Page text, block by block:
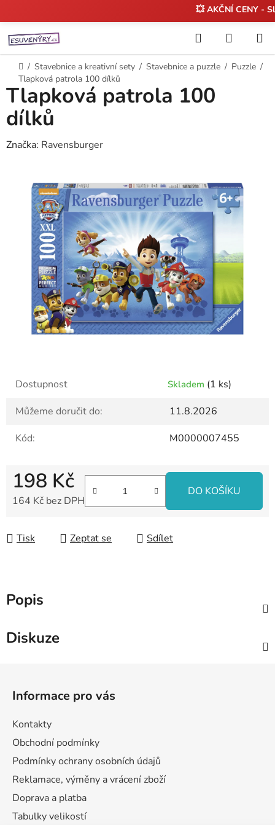
na
obsah
💥 AKČNÍ CENY -
Hledat
KOŠÍK
Domů
/ Stavebnice a kreativní sety / Stavebnice a puzzle / Puzzle /
Tlapková patrola 100 dílků
Dostupnost Skladem (1 ks)
Můžeme doručit do:
11.8.2026
Kód:
M0000007455
198 Kč
164 Kč bez DPH
DO KOŠÍKU
Tisk Zeptat se Sdílet
Tlapková patrola 100
dílků
Značka: Ravensburger
Popis
Diskuze
Informace pro vás
Kontakty
Obchodní podmínky
Podmínky ochrany osobních údajů
Reklamace, výměny a vrácení zboží
Doprava a platba
Tabulky velikostí